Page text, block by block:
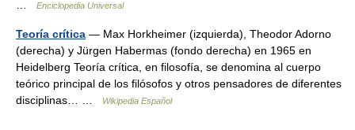
Enciclopedia Universal
Teoría crítica — Max Horkheimer (izquierda), Theodor Adorno
(derecha) y Jürgen Habermas (fondo derecha) en 1965 en
Heidelberg Teoría crítica, en filosofía, se denomina al cuerpo
teórico principal de los filósofos y otros pensadores de diferentes
disciplinas… …
Wikipedia Español